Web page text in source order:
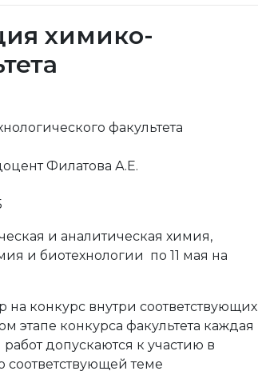
химико-
факультета
Филатова А.Е.
и аналитическая химия,
и биотехнологии по 11 мая на
на конкурс внутри соответствующих
этапе конкурса факультета каждая
допускаются к участию в
соответствующей теме